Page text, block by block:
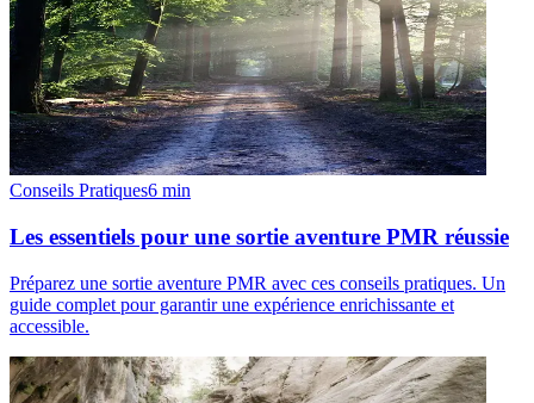
Conseils Pratiques6 min
Les essentiels pour une sortie aventure PMR réussie
Préparez une sortie aventure PMR avec ces conseils pratiques. Un
guide complet pour garantir une expérience enrichissante et
accessible.